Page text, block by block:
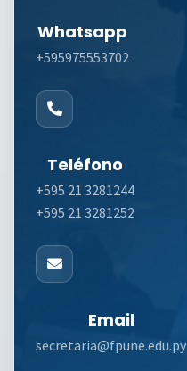
Whatsapp
+595975553702
Teléfono
+595 21 3281244
+595 21 3281252
Email
secretaria@fpune.edu.py